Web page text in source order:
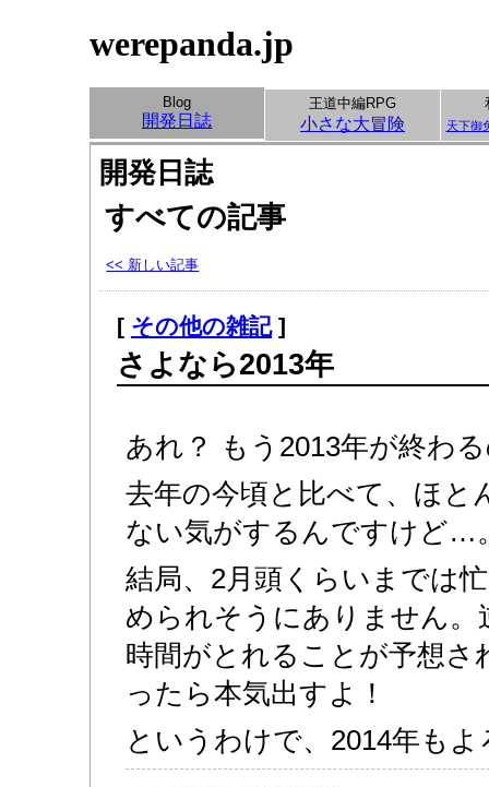
werepanda.jp
Blog
開発日誌
王道中編RPG
小さな大冒険 天下御
開発日誌
すべての記事
<< 新しい記事
[ その他の雑記]
さよなら2013年
あれ？ もう2013年が終わ
去年の今頃と比べて、ほと
ない気がするんですけど…
結局、2月頭くらいまでは
められそうにありません。
時間がとれることが予想さ
ったら本気出すよ！
というわけで、2014年も